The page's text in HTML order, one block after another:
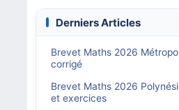
Derniers Articles
Brevet Maths 2026
corrigé
Brevet Maths 2026
et exercices